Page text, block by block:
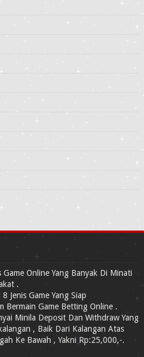
Online Yang Banyak Di Minati
.
Jenis Game Yang Siap
Bermain Game Betting Online .
Minila Deposit Dan Withdraw Yang
, Baik Dari Kalangan Atas
Ke Bawah , Yakni Rp:25,000,-.